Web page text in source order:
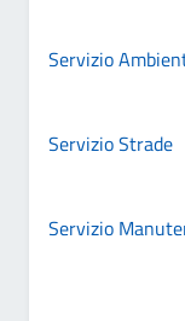
Servizio
Servizio Strade
Servizio